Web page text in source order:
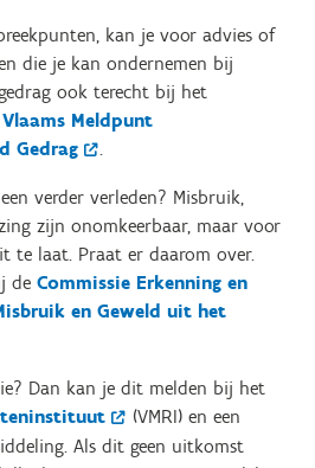
kan je voor advies of
die je kan ondernemen bij
ook terecht bij het
Vlaams Meldpunt
Gedrag
.
verder verleden? Misbruik,
zijn onomkeerbaar, maar voor
te laat. Praat er daarom over.
de Commissie Erkenning en
en Geweld uit het
Dan kan je dit melden bij het
(VMRI) en een
Als dit geen uitkomst